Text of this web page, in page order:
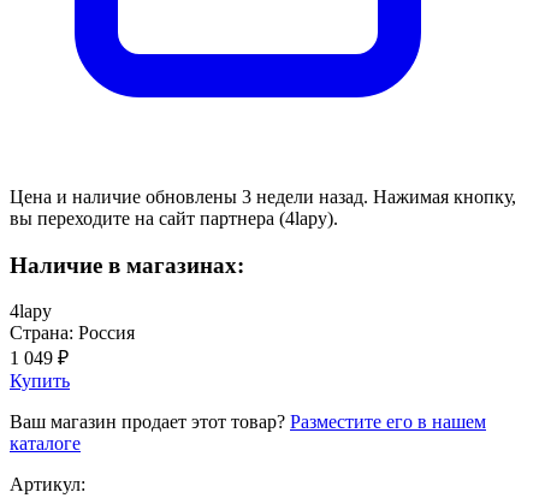
Цена и наличие обновлены 3 недели назад. Нажимая кнопку,
вы переходите на сайт партнера (4lapy).
Наличие в магазинах:
4lapy
Страна: Россия
1 049 ₽
Купить
Ваш магазин продает этот товар? Разместите его в нашем
каталоге
Артикул: